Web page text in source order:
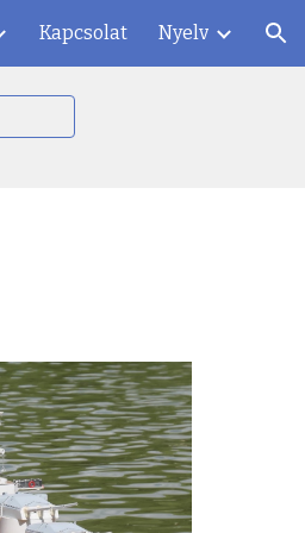
Kapcsolat Nyelv